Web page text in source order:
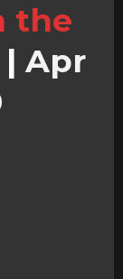
the
| Apr